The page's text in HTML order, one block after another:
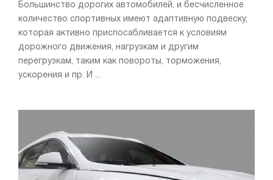
Большинство дорогих автомобилей, и бесчисленное
количество спортивных имеют адаптивную подвеску,
которая активно приспосабливается к условиям
дорожного движения, нагрузкам и другим
перегрузкам, таким как повороты, торможения,
ускорения и пр. И ...